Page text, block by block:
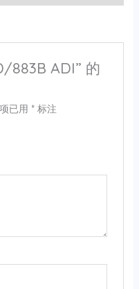
883B ADI” 的
已用 *标注